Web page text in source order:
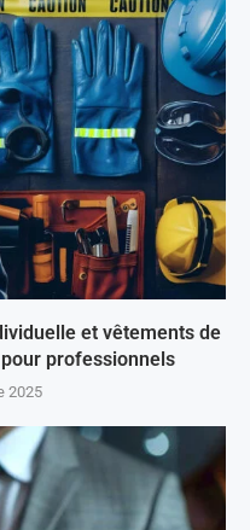
et vêtements de
professionnels
2025